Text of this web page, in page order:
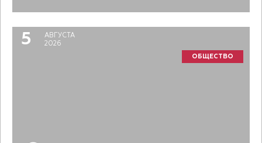
5
АВГУСТА
2026
ОБЩЕСТВО